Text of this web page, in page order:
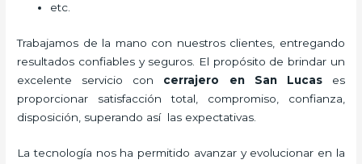
etc.
Trabajamos de la mano con nuestros clientes, entregando
resultados confiables y seguros. El propósito de brindar un
excelente servicio con cerrajero en San Lucases
proporcionar satisfacción total, compromiso, confianza,
disposición, superando así las expectativas.
La tecnología nos ha permitido avanzar y evolucionar en la